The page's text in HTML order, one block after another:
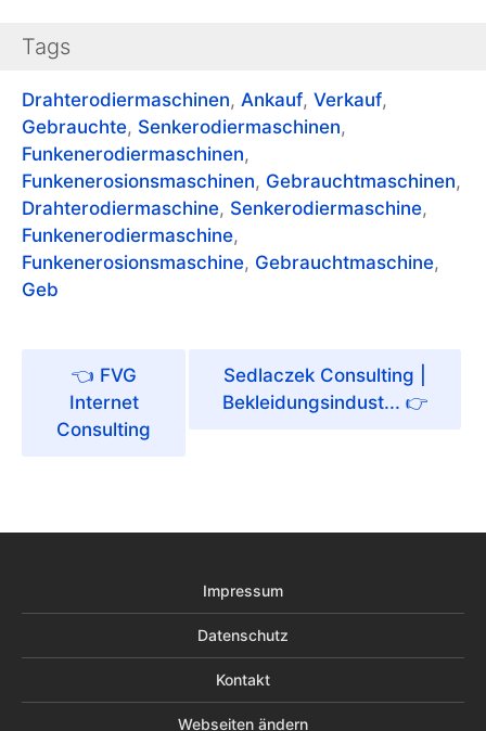
Tags
Drahterodiermaschinen, Ankauf, Verkauf,
Gebrauchte, Senkerodiermaschinen,
Funkenerodiermaschinen,
Funkenerosionsmaschinen, Gebrauchtmaschinen,
Drahterodiermaschine, Senkerodiermaschine,
Funkenerodiermaschine,
Funkenerosionsmaschine, Gebrauchtmaschine,
Geb
FVG
Internet
Consulting
Sedlaczek Consulting |
Bekleidungsindust...
Impressum
Datenschutz
Kontakt
Webseiten ändern